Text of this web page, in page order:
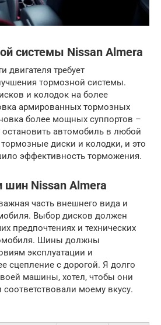
системы Nissan Almera
двигателя требует
тормозной системы.
и колодок на более
армированных тормозных
более мощных суппортов –
автомобиль в любой
диски и колодки, и это
эффективность торможения.
шин Nissan Almera
часть внешнего вида и
Выбор дисков должен
предпочтениях и технических
Шины должны
эксплуатации и
сцепление с дорогой. Я долго
машины, хотел, чтобы они
моему вкусу.